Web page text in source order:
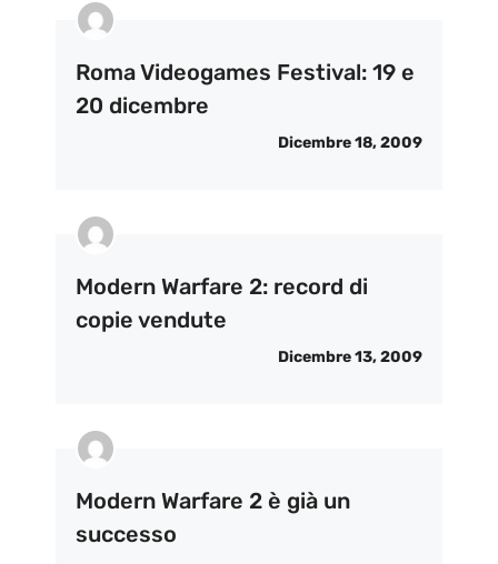
Roma Videogames Festival: 19 e
20 dicembre
Dicembre 18, 2009
Modern Warfare 2: record di
copie vendute
Dicembre 13, 2009
Modern Warfare 2 è già un
successo